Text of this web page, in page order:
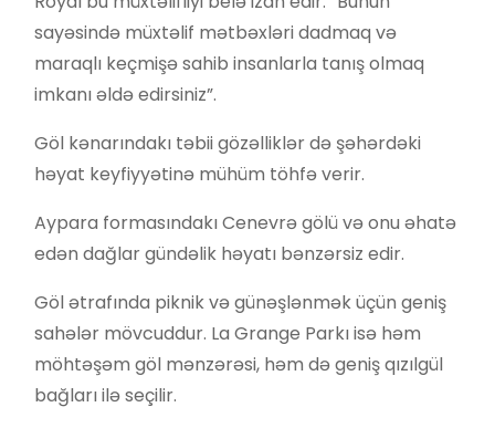
sayəsində müxtəlif mətbəxləri dadmaq və
maraqlı keçmişə sahib insanlarla tanış olmaq
imkanı əldə edirsiniz”.
Göl kənarındakı təbii gözəlliklər də şəhərdəki
həyat keyfiyyətinə mühüm töhfə verir.
Aypara formasındakı Cenevrə gölü və onu əhatə
edən dağlar gündəlik həyatı bənzərsiz edir.
Göl ətrafında piknik və günəşlənmək üçün geniş
sahələr mövcuddur. La Grange Parkı isə həm
möhtəşəm göl mənzərəsi, həm də geniş qızılgül
bağları ilə seçilir.